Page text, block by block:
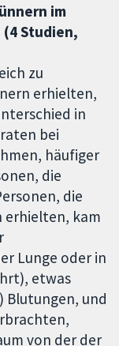
im
Studien,
zu
erhielten,
in
bei
häufiger
die
die
erhielten, kam
Lunge oder in
etwas
Blutungen, und
von der der